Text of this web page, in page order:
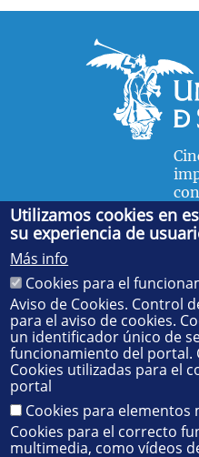
FACULTAD DE FÍSICA
Avda. de la Reina
55 28 91. Administración:
Secretaría:jsecfisi@us.es
Utilizamos cookies en
su experiencia de
Más info
Cookies para el
Aviso de Cookies. Control
para el aviso de cookies.
un identificador único de
funcionamiento del portal.
Cookies utilizadas para el
portal
Cookies para elementos
Cookies para el correcto
multimedia, como vídeos